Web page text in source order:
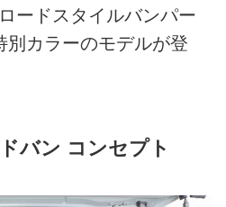
ードスタイルバンパー
別カラーのモデルが登
バン コンセプト